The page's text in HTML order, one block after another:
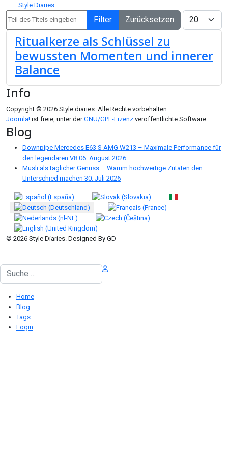
Style Diaries
Filter Zurücksetzen
Anzeige #
Ritualkerze als Schlüssel zu
bewussten Momenten und innerer
Balance
Info
Copyright © 2026 Style diaries. Alle Rechte vorbehalten.
Joomla! ist freie, unter derGNU/GPL-Lizenz veröffentlichte Software.
Blog
Downpipe Mercedes E63 S AMG W213 – Maximale Performance für
den legendären V8 06. August 2026
Müsli als täglicher Genuss – Warum hochwertige Zutaten den
Unterschied machen 30. Juli 2026
Sprache auswählen
© 2026 Style Diaries. Designed By GD
Suchen
Home
Blog
Tags
Login